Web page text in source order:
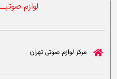
لوازم
مرکز لوازم صوتی تهران